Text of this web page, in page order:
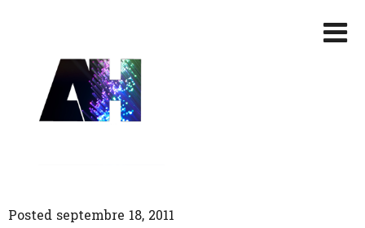
Posted septembre 18, 2011